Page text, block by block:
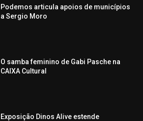
Podemos articula apoios de municípios
a Sergio Moro
O samba feminino de Gabi Pasche na
CAIXA Cultural
Exposição Dinos Alive estende